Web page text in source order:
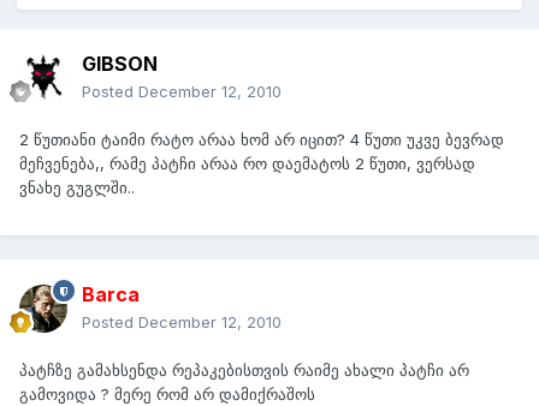
GIBSON
Posted December 12, 2010
2 წუთიანი ტაიმი რატო არაა ხომ არ იცით? 4 წუთი უკვე ბევრად
მეჩვენება,, რამე პატჩი არაა რო დაემატოს 2 წუთი, ვერსად
ვნახე გუგლში..
Barca
Posted December 12, 2010
პატჩზე გამახსენდა რეპაკებისთვის რაიმე ახალი პატჩი არ
გამოვიდა ? მერე რომ არ დამიქრაშოს